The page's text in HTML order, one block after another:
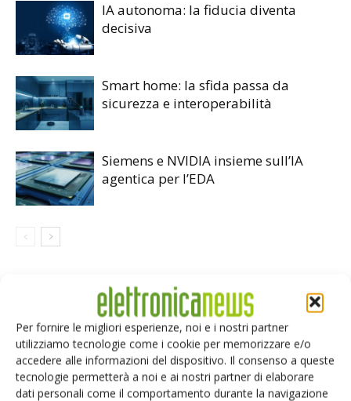
Per fornire le migliori esperienze, noi e i nostri partner
utilizziamo tecnologie come i cookie per memorizzare e/o
accedere alle informazioni del dispositivo. Il consenso a queste
tecnologie permetterà a noi e ai nostri partner di elaborare
dati personali come il comportamento durante la navigazione
IA autonoma: la fiducia diventa
decisiva
Smart home: la sfida passa da
sicurezza e interoperabilità
Siemens e NVIDIA insieme sull’IA
agentica per l’EDA
LASCIA UN COMMENTO